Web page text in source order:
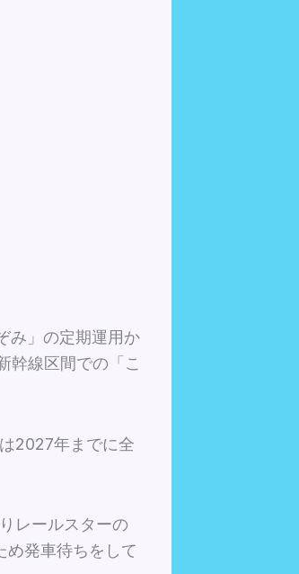
み」の定期運用か
幹線区間での「こ
2027年までに全
レールスターの
め発車待ちをして